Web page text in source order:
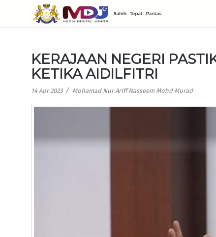
KERAJAAN NEGERI
KETIKA AIDILFITRI
14 Apr 2023 / Mohamad Nur Ariff Nasseem Mohd Murad